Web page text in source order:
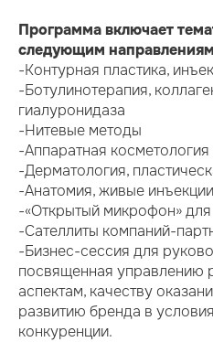
Программа включает
следующим
-Контурная пластика,
-Ботулинотерапия,
гиалуронидаза
-Нитевые методы
-Аппаратная
-Дерматология,
-Анатомия, живые инъекции
-«Открытый микрофон»
-Сателлиты компаний-
-Бизнес-сессия для
посвященная управлению
аспектам, качеству
развитию бренда в
конкуренции.